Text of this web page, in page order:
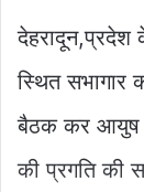
c
e
b
देहरादून,प्रदेश
स्थित सभागार
बैठक कर आयुष
की प्रगति की